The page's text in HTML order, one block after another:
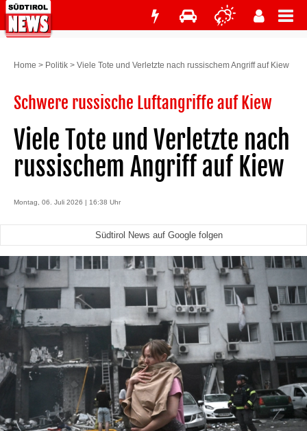
Home > Politik > Viele Tote und Verletzte nach russischem Angriff auf Kiew
Schwere russische Luftangriffe auf Kiew
Viele Tote und Verletzte nach
russischem Angriff auf Kiew
Montag, 06. Juli 2026 | 16:38 Uhr
Südtirol News auf Google folgen